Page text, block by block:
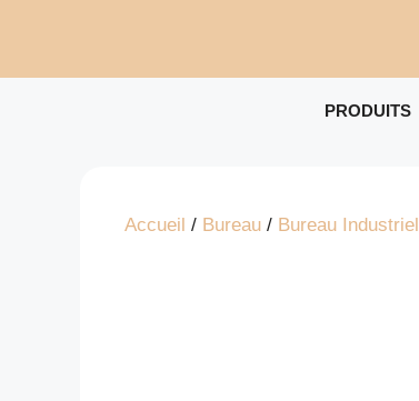
PRODUITS
Accueil / Bureau / Bureau Industriel